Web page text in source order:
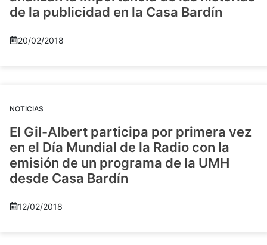
de la publicidad en la Casa Bardín
20/02/2018
NOTICIAS
El Gil-Albert participa por primera vez
en el Día Mundial de la Radio con la
emisión de un programa de la UMH
desde Casa Bardín
12/02/2018